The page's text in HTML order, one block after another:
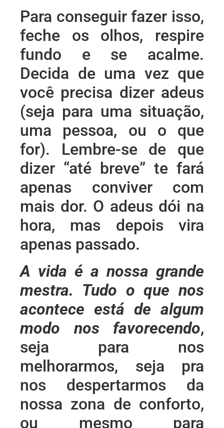
Para conseguir fazer isso,
feche os olhos, respire
fundo e se acalme.
Decida de uma vez que
você precisa dizer adeus
(seja para uma situação,
uma pessoa, ou o que
for). Lembre-se de que
dizer “até breve” te fará
apenas conviver com
mais dor. O adeus dói na
hora, mas depois vira
apenas passado.
A vida é a nossa grande
mestra. Tudo o que nos
acontece está de algum
modo nos favorecendo,
seja para nos
melhorarmos, seja pra
nos despertarmos da
nossa zona de conforto,
ou mesmo para